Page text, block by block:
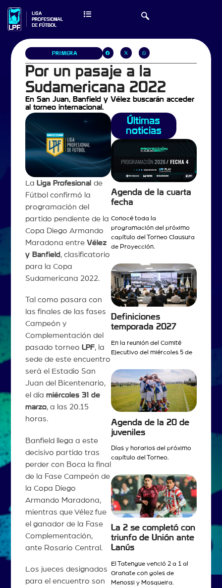
PRIMERA
Por un pasaje a la
Sudamericana 2022
En San Juan, Banfield y Vélez buscarán acceder
al torneo internacional.
La Liga Profesional de
Fútbol confirmó la
programación del
partido pendiente de la
Copa Diego Armando
Maradona entre Vélez
y Banfield, clasificatorio
para la Copa
Sudamericana 2022.
Tal como pasara con
las finales de las fases
Campeón y
Complementación del
pasado torneo LPF, la
sede de este encuentro
será el Estadio San
Juan del Bicentenario,
el día miércoles 31 de
marzo, a las 20.15
horas.
Banfield llega a este
decisivo partido tras
perder con Boca la final
de la Fase Campeón de
la Copa Diego
Armando Maradona,
mientras que Vélez fue
el ganador de la Fase
Complementación,
ante Rosario Central.
Los jueces designados
para el encuentro son
Últimas
noticias
Agenda de la cuarta
fecha
Conocé toda la
programación del próximo
capítulo del Torneo Clausura
de Proyección.
Definiciones
temporada 2027
En la reunión del Comité
Ejecutivo del miércoles 5 de
Agenda de la 20 de
juveniles
Días y horarios del próximo
capítulo del Torneo.
La 2 se completó con
triunfo de Unión ante
Lanús
El Tatengue venció 2 a 1 al
Granate con goles de
Menossi y Mosqueira.